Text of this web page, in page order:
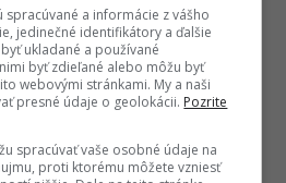
a informácie z vášho
jedinečné identifikátory a ďalšie
ukladané a používané
byť zdieľané alebo môžu byť
webovými stránkami. My a naši
presné údaje o geolokácii. Pozrite
spracúvať vaše osobné údaje na
proti ktorému môžete vzniesť